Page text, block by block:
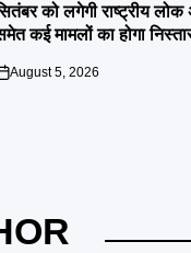
को लगेगी राष्ट्रीय
कई मामलों का होगा
August 5, 2026